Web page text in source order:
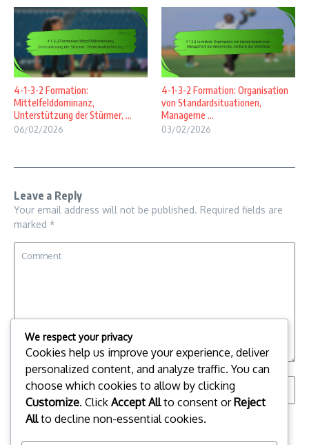
4-1-3-2 Formation:
Mittelfelddominanz,
Unterstützung der Stürmer, ...
06/02/2026
4-1-3-2 Formation: Organisation
von Standardsituationen,
Manageme ...
03/02/2026
Leave a Reply
Your email address will not be published. Required fields are
marked *
Save my name, email, and website in this browser for the
We respect your privacy
Cookies help us improve your experience, deliver
personalized content, and analyze traffic. You can
choose which cookies to allow by clicking
Customize. Click Accept Allto consent orReject
Allto decline non-essential cookies.